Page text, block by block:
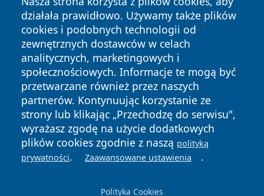
działała prawidłowo. Używamy także plików
cookies i podobnych technologii od
zewnętrznych dostawców w celach
analitycznych, marketingowych i
społecznościowych. Informacje te mogą być
przetwarzane również przez naszych
partnerów. Kontynuując korzystanie ze
strony lub klikając „Przechodzę do serwisu",
wyrażasz zgodę na użycie dodatkowych
plików cookies zgodnie z naszą polityką
prywatności. Zaawansowane ustawienia .
Polityka Cookies
Copyright © 2026 bedzinski24.pl Wszystkie prawa
zastrzeżone.
News Autorzy
Polityka
Prywatności
Polityka
Cookies